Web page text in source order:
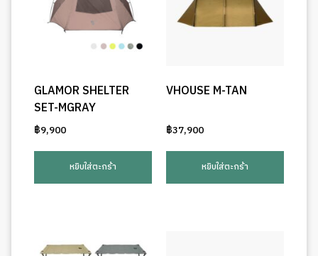
GLAMOR SHELTER
SET-MGRAY
฿9,900
หยิบใส่ตะกร้า
VHOUSE M-TAN
฿37,900
หยิบใส่ตะกร้า